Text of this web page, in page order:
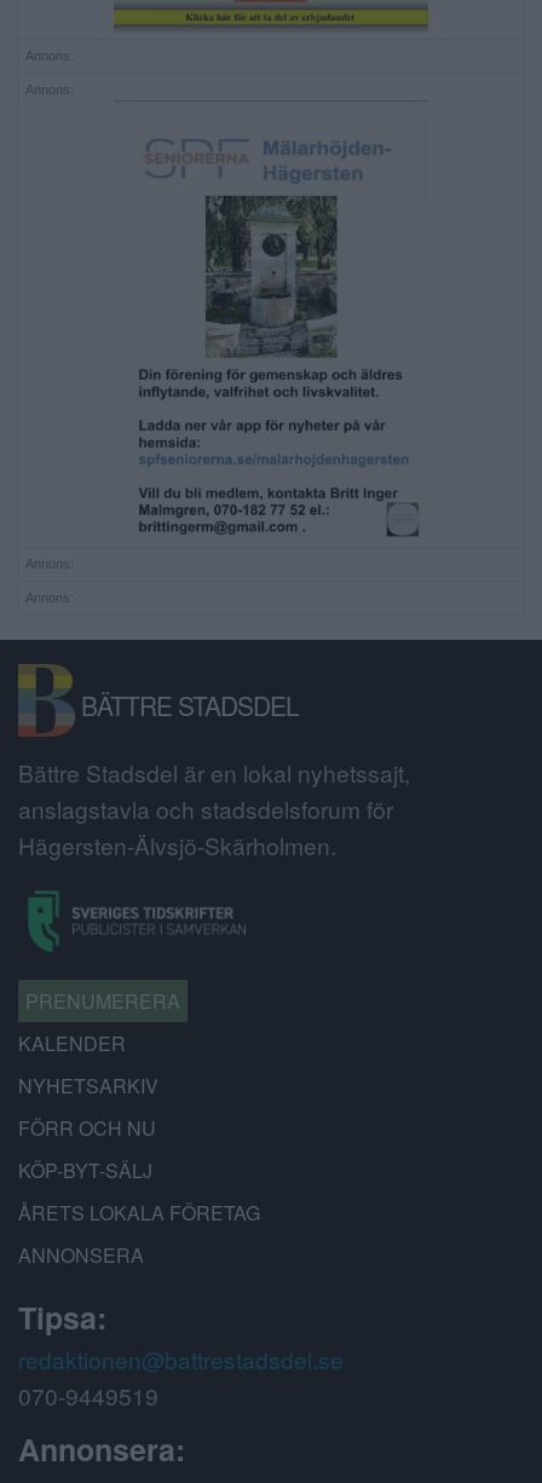
Annons:
Annons:
Annons:
Annons:
BÄTTRE STADSDEL
Bättre Stadsdel är en lokal nyhetssajt,
anslagstavla och stadsdelsforum för
Hägersten-Älvsjö-Skärholmen.
PRENUMERERA
KALENDER
NYHETSARKIV
FÖRR OCH NU
KÖP-BYT-SÄLJ
ÅRETS LOKALA FÖRETAG
ANNONSERA
Tipsa:
redaktionen@battrestadsdel.se
070-9449519
Annonsera: